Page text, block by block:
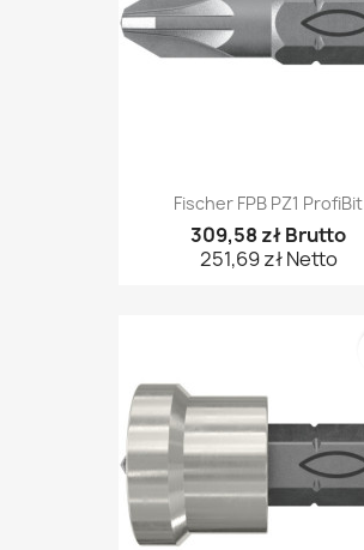
Fischer FPB PZ1 ProfiBit
309,58 zł Brutto
251,69 zł Netto